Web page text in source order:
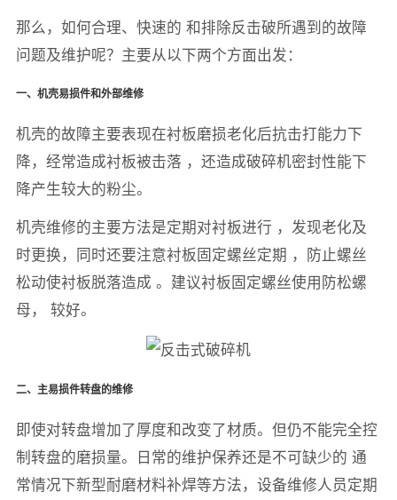
那么，如何合理、快速的 和排除反击破所遇到的故障
问题及维护呢？主要从以下两个方面出发：
一、机壳易损件和外部维修
机壳的故障主要表现在衬板磨损老化后抗击打能力下
降，经常造成衬板被击落 ，还造成破碎机密封性能下
降产生较大的粉尘。
机壳维修的主要方法是定期对衬板进行 ，发现老化及
时更换，同时还要注意衬板固定螺丝定期 ，防止螺丝
松动使衬板脱落造成 。建议衬板固定螺丝使用防松螺
母， 较好。
二、主易损件转盘的维修
即使对转盘增加了厚度和改变了材质。但仍不能完全控
制转盘的磨损量。日常的维护保养还是不可缺少的 通
常情况下新型耐磨材料补焊等方法，设备维修人员定期